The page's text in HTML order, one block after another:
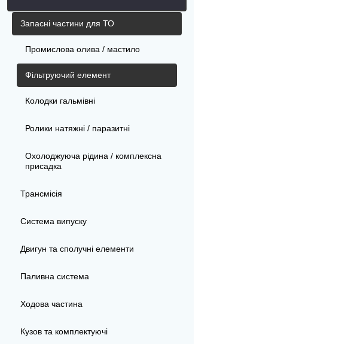
Запасні частини для ТО
Промислова олива / мастило
Фільтруючий елемент
Колодки гальмівні
Ролики натяжні / паразитні
Охолоджуюча рідина / комплексна
присадка
Трансмісія
Система випуску
Двигун та сполучні елементи
Паливна система
Ходова частина
Кузов та комплектуючі